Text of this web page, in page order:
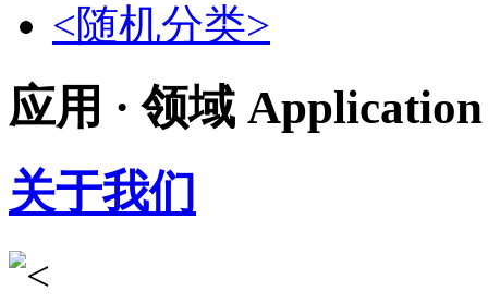
<随机分类>
应用 · 领域 Application
关于我们